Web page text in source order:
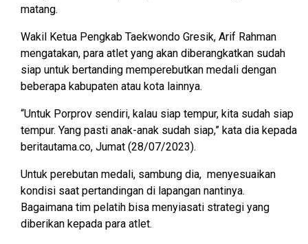
matang.
Wakil Ketua Pengkab Taekwondo Gresik, Arif Rahman
mengatakan, para atlet yang akan diberangkatkan sudah
siap untuk bertanding memperebutkan medali dengan
beberapa kabupaten atau kota lainnya.
“Untuk Porprov sendiri, kalau siap tempur, kita sudah siap
tempur. Yang pasti anak-anak sudah siap,” kata dia kepada
beritautama.co, Jumat (28/07/2023).
Untuk perebutan medali, sambung dia, menyesuaikan
kondisi saat pertandingan di lapangan nantinya.
Bagaimana tim pelatih bisa menyiasati strategi yang
diberikan kepada para atlet.